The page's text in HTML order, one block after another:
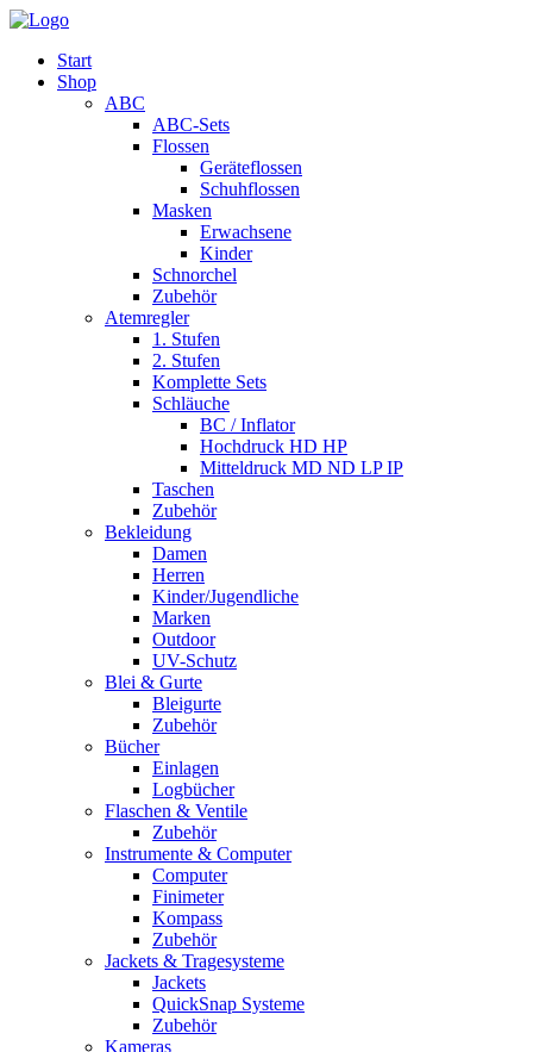
Start
Shop
ABC
ABC-Sets
Flossen
Geräteflossen
Schuhflossen
Masken
Erwachsene
Kinder
Schnorchel
Zubehör
Atemregler
1. Stufen
2. Stufen
Komplette Sets
Schläuche
BC / Inflator
Hochdruck HD HP
Mitteldruck MD ND LP IP
Taschen
Zubehör
Bekleidung
Damen
Herren
Kinder/Jugendliche
Marken
Outdoor
UV-Schutz
Blei & Gurte
Bleigurte
Zubehör
Bücher
Einlagen
Logbücher
Flaschen & Ventile
Zubehör
Instrumente & Computer
Computer
Finimeter
Kompass
Zubehör
Jackets & Tragesysteme
Jackets
QuickSnap Systeme
Zubehör
Kameras